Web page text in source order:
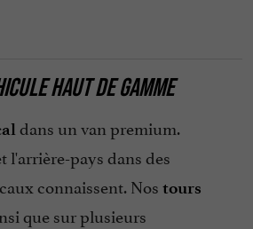
HAUT DE GAMME
dans un van premium.
l'arrière-pays dans des
connaissent. Nos tours
que sur plusieurs